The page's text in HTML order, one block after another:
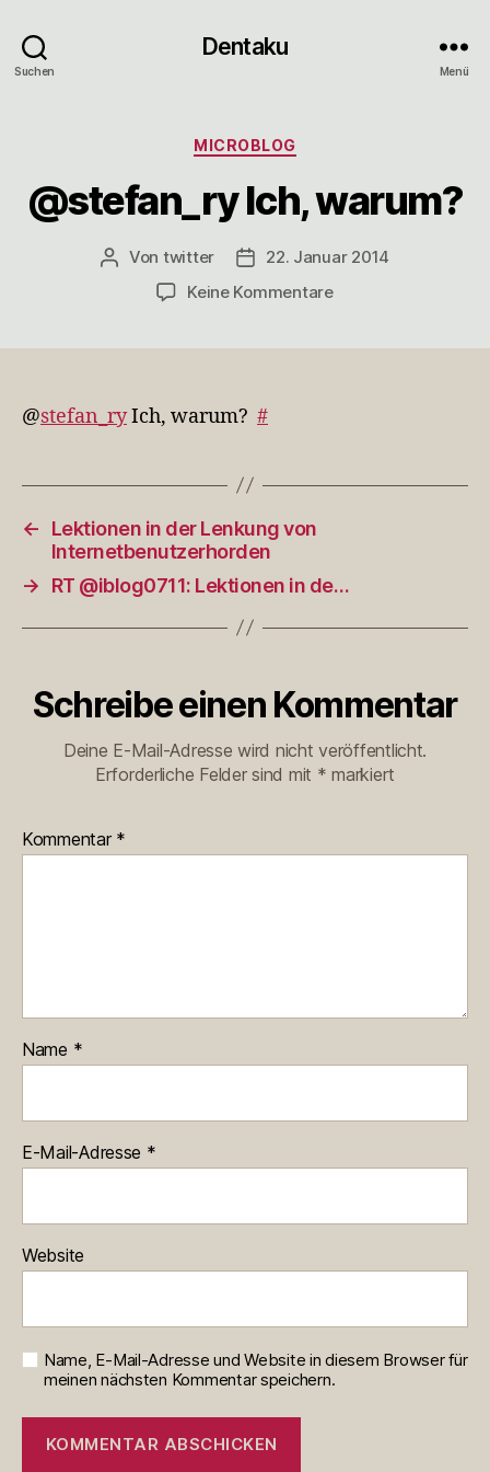
Suchen
Dentaku
Menü
Kategorien
MICROBLOG
@stefan_ry Ich, warum?
Beitragsautor
Von twitter Veröffentlichungsdatum
22. Januar 2014
Keine Kommentarezu
@stefan_ryIch, warum? #
←
Lektionen in der Lenkung von
Internetbenutzerhorden
→
RT @iblog0711: Lektionen in de…
Schreibe einen Kommentar
Deine E-Mail-Adresse wird nicht veröffentlicht.
Erforderliche Felder sind mit * markiert
Kommentar *
Name *
E-Mail-Adresse *
Website
Name, E-Mail-Adresse und Website in diesem Browser für
meinen nächsten Kommentar speichern.